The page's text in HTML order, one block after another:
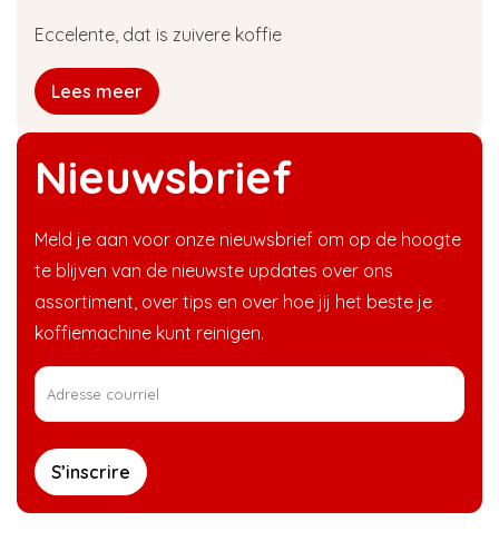
Nieuwsbrief
Meld je aan voor onze nieuwsbrief om op de hoogte
te blijven van de nieuwste updates over ons
assortiment, over tips en over hoe jij het beste je
koffiemachine kunt reinigen.
S’inscrire
Eccelente, dat is zuivere koffie
Lees meer